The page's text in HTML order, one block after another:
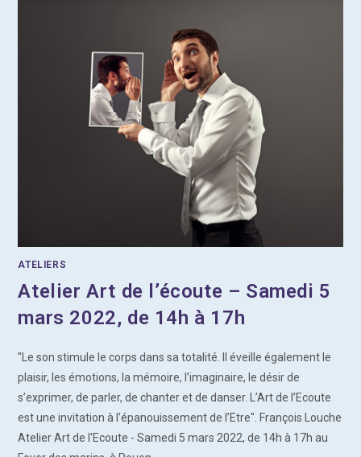
ATELIERS
Atelier Art de l’écoute – Samedi 5
mars 2022, de 14h à 17h
"Le son stimule le corps dans sa totalité. Il éveille également le
plaisir, les émotions, la mémoire, l’imaginaire, le désir de
s’exprimer, de parler, de chanter et de danser. L’Art de l’Ecoute
est une invitation à l’épanouissement de l’Etre". François Louche
Atelier Art de l'Ecoute - Samedi 5 mars 2022, de 14h à 17h au